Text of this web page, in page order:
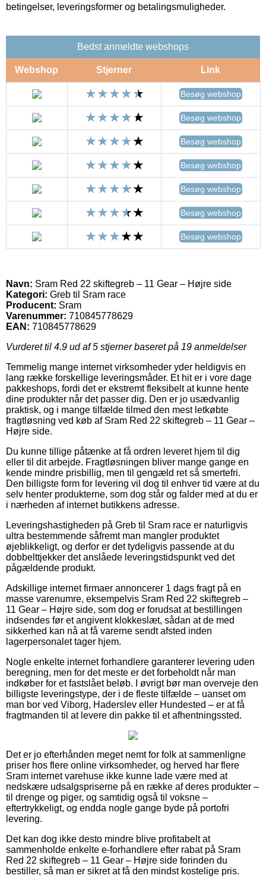
betingelser, leveringsformer og betalingsmuligheder.
Bedst anmeldte webshops
Webshop Stjerner Link
Besøg webshop
Besøg webshop
Besøg webshop
Besøg webshop
Besøg webshop
Besøg webshop
Besøg webshop
Navn: Sram Red 22 skiftegreb – 11 Gear – Højre side
Kategori: Greb til Sram race
Producent: Sram
Varenummer: 710845778629
EAN: 710845778629
Vurderet til 4.9 ud af 5 stjerner baseret på 19 anmeldelser
Temmelig mange internet virksomheder yder heldigvis en
lang række forskellige leveringsmåder. Et hit er i vore dage
pakkeshops, fordi det er ekstremt fleksibelt at kunne hente
dine produkter når det passer dig. Den er jo usædvanlig
praktisk, og i mange tilfælde tilmed den mest letkøbte
fragtløsning ved køb af Sram Red 22 skiftegreb – 11 Gear –
Højre side.
Du kunne tillige påtænke at få ordren leveret hjem til dig
eller til dit arbejde. Fragtløsningen bliver mange gange en
kende mindre prisbillig, men til gengæld ret så smertefri.
Den billigste form for levering vil dog til enhver tid være at du
selv henter produkterne, som dog står og falder med at du er
i nærheden af internet butikkens adresse.
Leveringshastigheden på Greb til Sram race er naturligvis
ultra bestemmende såfremt man mangler produktet
øjeblikkeligt, og derfor er det tydeligvis passende at du
dobbelttjekker det anslåede leveringstidspunkt ved det
pågældende produkt.
Adskillige internet firmaer annoncerer 1 dags fragt på en
masse varenumre, eksempelvis Sram Red 22 skiftegreb –
11 Gear – Højre side, som dog er forudsat at bestillingen
indsendes før et angivent klokkeslæt, sådan at de med
sikkerhed kan nå at få varerne sendt afsted inden
lagerpersonalet tager hjem.
Nogle enkelte internet forhandlere garanterer levering uden
beregning, men for det meste er det forbeholdt når man
indkøber for et fastslået beløb. I øvrigt bør man overveje den
billigste leveringstype, der i de fleste tilfælde – uanset om
man bor ved Viborg, Haderslev eller Hundested – er at få
fragtmanden til at levere din pakke til et afhentningssted.
Det er jo efterhånden meget nemt for folk at sammenligne
priser hos flere online virksomheder, og herved har flere
Sram internet varehuse ikke kunne lade være med at
nedskære udsalgspriserne på en række af deres produkter –
til drenge og piger, og samtidig også til voksne –
eftertrykkeligt, og endda nogle gange byde på portofri
levering.
Det kan dog ikke desto mindre blive profitabelt at
sammenholde enkelte e-forhandlere efter rabat på Sram
Red 22 skiftegreb – 11 Gear – Højre side forinden du
bestiller, så man er sikret at få den mindst kostelige pris.